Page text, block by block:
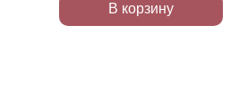
В корзину